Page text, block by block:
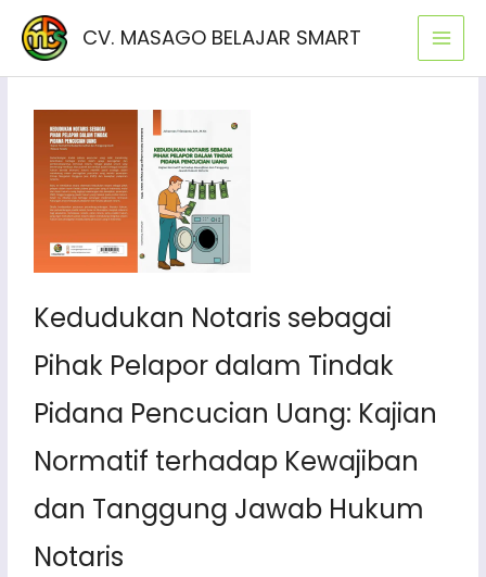
Lewati
konten
CV. MASAGO BELAJAR SMART
Kedudukan Notaris sebagai
Pihak Pelapor dalam Tindak
Pidana Pencucian Uang: Kajian
Normatif terhadap Kewajiban
dan Tanggung Jawab Hukum
Notaris